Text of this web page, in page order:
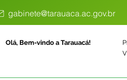
gabinete@tarauaca.ac.gov.br
Olá, Bem-vindo a Tarauacá!